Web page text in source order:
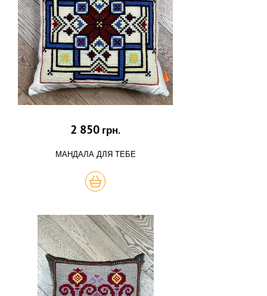
2 850 грн.
МАНДАЛА ДЛЯ ТЕБЕ
КУПИТЬ